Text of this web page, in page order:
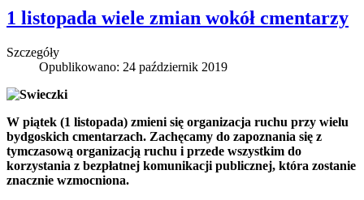
1 listopada wiele zmian wokół cmentarzy
Szczegóły
Opublikowano: 24 październik 2019
W piątek (1 listopada) zmieni się organizacja ruchu przy wielu
bydgoskich cmentarzach. Zachęcamy do zapoznania się z
tymczasową organizacją ruchu i przede wszystkim do
korzystania z bezpłatnej komunikacji publicznej, która zostanie
znacznie wzmocniona.